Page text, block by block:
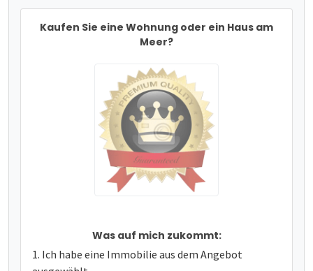
Kaufen Sie eine Wohnung oder ein Haus am
Meer?
Was auf mich zukommt:
Ich habe eine Immobilie aus dem Angebot